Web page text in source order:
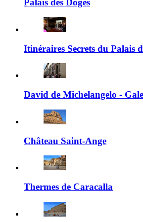
Palais des Doges
Itinéraires Secrets du Palais
David de Michelangelo -
Château Saint-Ange
Thermes de Caracalla